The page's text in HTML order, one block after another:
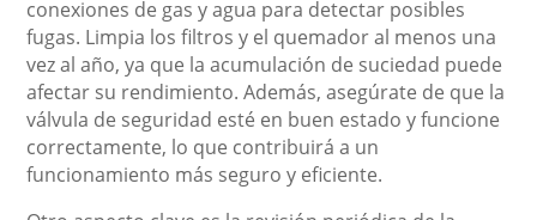
conexiones de gas y agua para detectar posibles
fugas. Limpia los filtros y el quemador al menos una
vez al año, ya que la acumulación de suciedad puede
afectar su rendimiento. Además, asegúrate de que la
válvula de seguridad esté en buen estado y funcione
correctamente, lo que contribuirá a un
funcionamiento más seguro y eficiente.